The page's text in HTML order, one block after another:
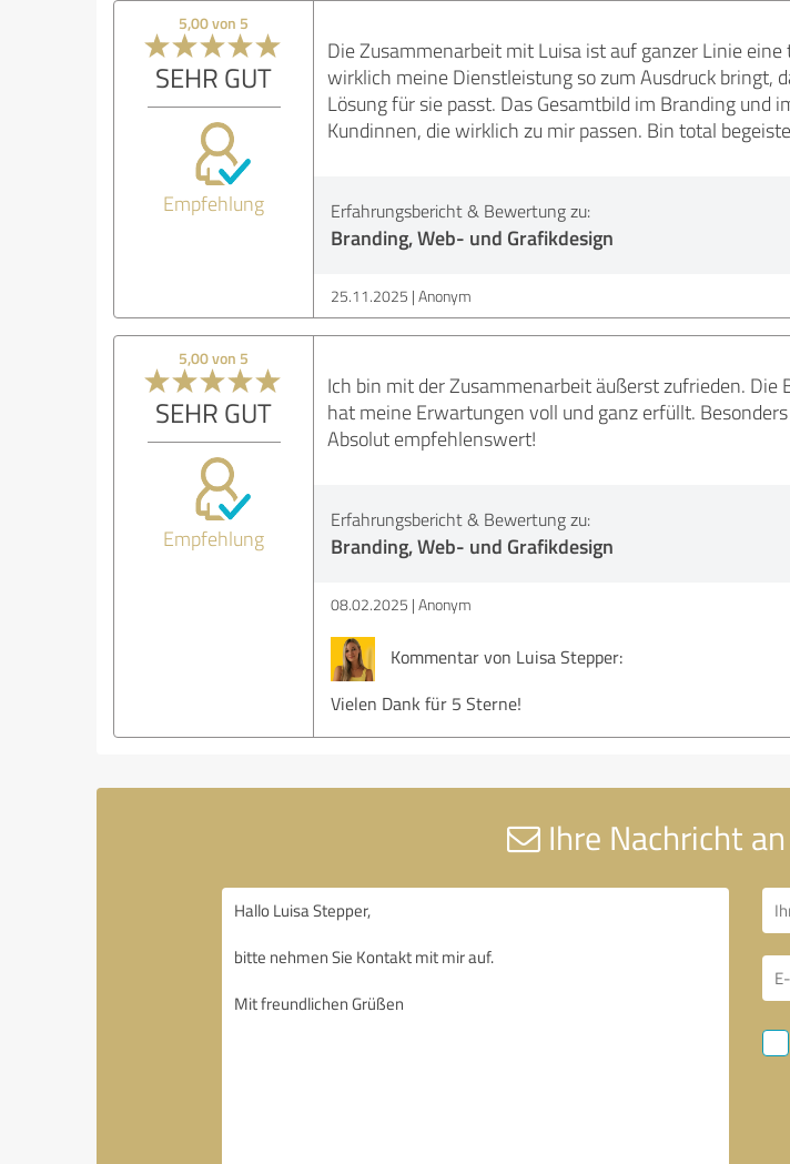
5,00 von 5
SEHR GUT
Empfehlung
Die Zusammenarbeit mit Luisa ist auf ganzer Linie
wirklich meine Dienstleistung so zum Ausdruck bringt,
Lösung für sie passt. Das Gesamtbild im Branding
Kundinnen, die wirklich zu mir passen. Bin total
Erfahrungsbericht & Bewertung zu:
Branding, Web- und Grafikdesign
25.11.2025 Anonym
5,00 von 5
SEHR GUT
Empfehlung
Ich bin mit der Zusammenarbeit äußerst zufrieden.
hat meine Erwartungen voll und ganz erfüllt.
Absolut empfehlenswert!
Erfahrungsbericht & Bewertung zu:
Branding, Web- und Grafikdesign
08.02.2025 Anonym
Kommentar von Luisa Stepper:
Vielen Dank für 5 Sterne!
Ihre Nachricht